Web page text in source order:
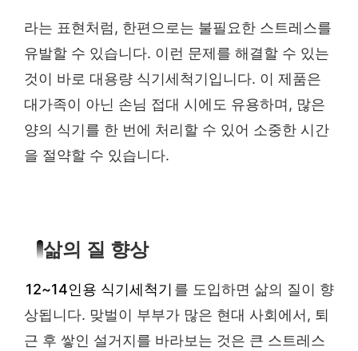
라는 표현처럼, 한편으로는 불필요한 스트레스를
유발할 수 있습니다. 이런 문제를 해결할 수 있는
것이 바로 대용량 식기세척기입니다. 이 제품은
대가족이 아닌 손님 접대 시에도 유용하며, 많은
양의 식기를 한 번에 처리할 수 있어 소중한 시간
을 절약할 수 있습니다.
삶의 질 향상
12~14인용 식기세척기 를 도입하면 삶의 질이 향
상됩니다. 맞벌이 부부가 많은 현대 사회에서, 퇴
근 후 쌓인 설거지를 바라보는 것은 큰 스트레스